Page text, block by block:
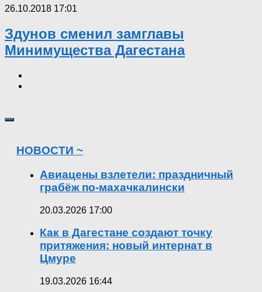
26.10.2018 17:01
Здунов сменил замглавы
Минимущества Дагестана
НОВОСТИ ~
Авиацены взлетели: праздничный
грабёж по-махачкалински
20.03.2026 17:00
Как в Дагестане создают точку
притяжения: новый интернат в
Цмуре
19.03.2026 16:44